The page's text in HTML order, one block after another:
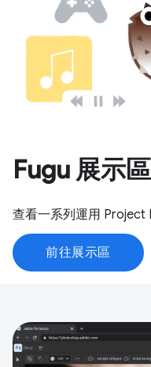
Fugu 展示區
查看一系列運用 Project
前往展示區